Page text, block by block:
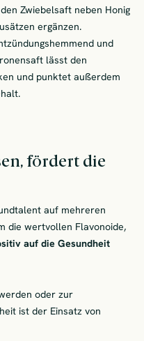
Zwiebelsaft neben Honig
ergänzen.
und
lässt den
und punktet außerdem
fördert die
auf mehreren
die wertvollen Flavonoide,
auf die Gesundheit
oder zur
ist der Einsatz von